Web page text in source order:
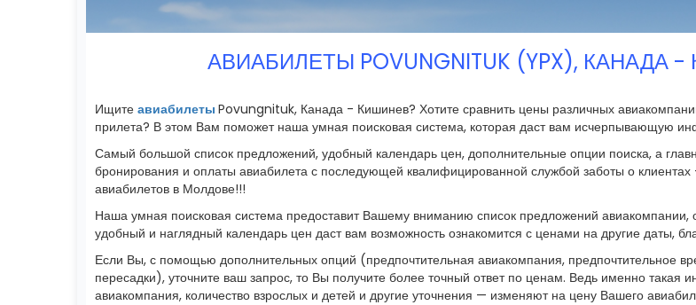
АВИАБИЛЕТЫ POVUNGNITUK (YPX),
Ищите авиабилеты Povungnituk, Канада - Кишинев? Хотите сравнить цены различных
прилета? В этом Вам поможет наша умная поисковая система, которая даст вам исчерпывающую
Самый большой список предложений, удобный календарь цен, дополнительные опции поиска, а
бронирования и оплаты авиабилета с последующей квалифицированной службой заботы о
авиабилетов в Молдове!!!
Наша умная поисковая система предоставит Вашему вниманию список предложений
удобный и наглядный календарь цен даст вам возможность ознакомится с ценами на другие даты,
Если Вы, с помощью дополнительных опций (предпочтительная авиакомпания, предпочтительное
пересадки), уточните ваш запрос, то Вы получите более точный ответ по ценам. Ведь именно такая
авиакомпания, количество взрослых и детей и другие уточнения — изменяют на цену Вашего